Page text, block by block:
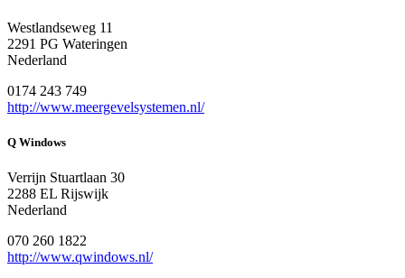
Westlandseweg 11
2291 PG Wateringen
Nederland
0174 243 749
http://www.meergevelsystemen.nl/
Q Windows
Verrijn Stuartlaan 30
2288 EL Rijswijk
Nederland
070 260 1822
http://www.qwindows.nl/